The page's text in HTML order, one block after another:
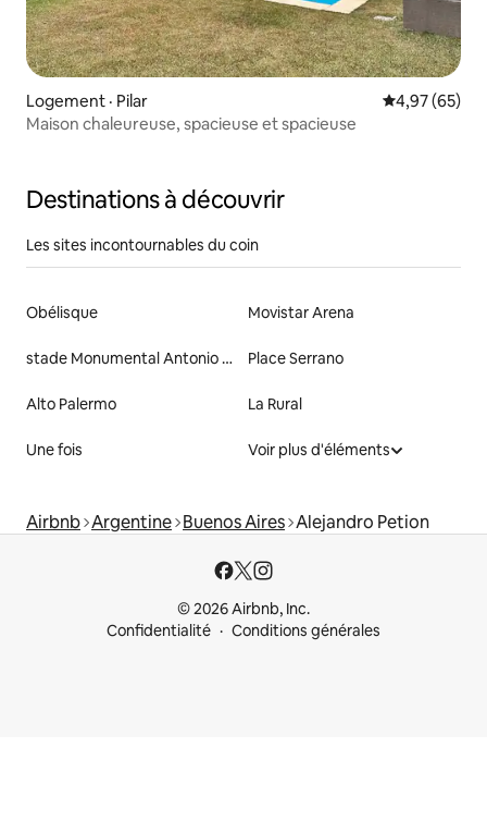
Logement · Pilar Note
4,97 (65)
Maison chaleureuse, spacieuse et spacieuse
Destinations à découvrir
Les sites incontournables du coin
Obélisque Movistar Arena
stade Monumental Antonio Vespucio Liberti Place Serrano
Alto Palermo La Rural
Une fois Voir plus d'éléments
Airbnb Argentine Buenos Aires Alejandro Petion
© 2026 Airbnb, Inc.
Confidentialité
Conditions générales